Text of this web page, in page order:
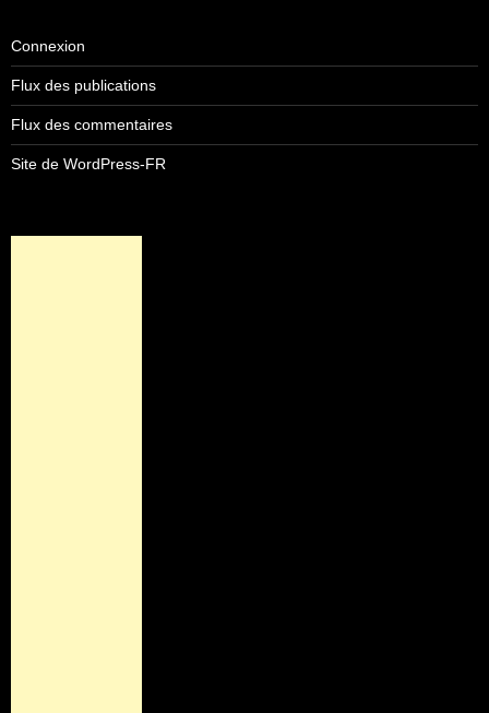
Connexion
Flux des publications
Flux des commentaires
Site de WordPress-FR